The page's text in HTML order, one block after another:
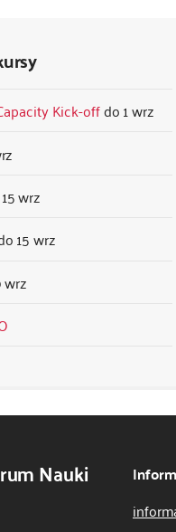
Kick-off
1 wrz
15 wrz
15 wrz
wrz
Nauki